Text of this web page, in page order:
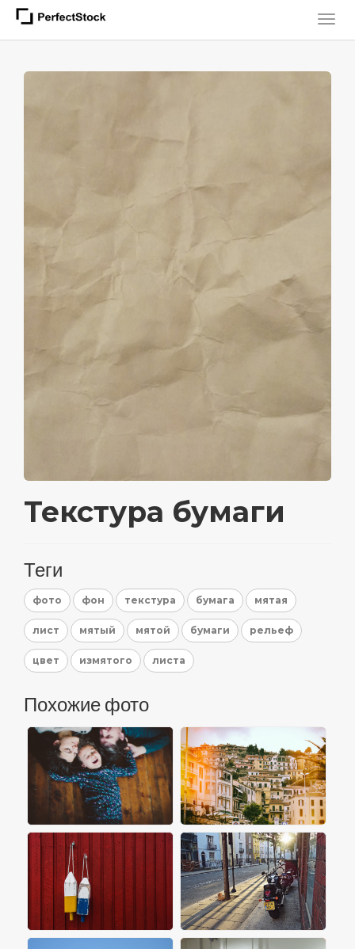
Текстура бумаги
Теги
фото фон текстура бумага мятая
лист мятый мятой бумаги рельеф
цвет измятого листа
Похожие фото